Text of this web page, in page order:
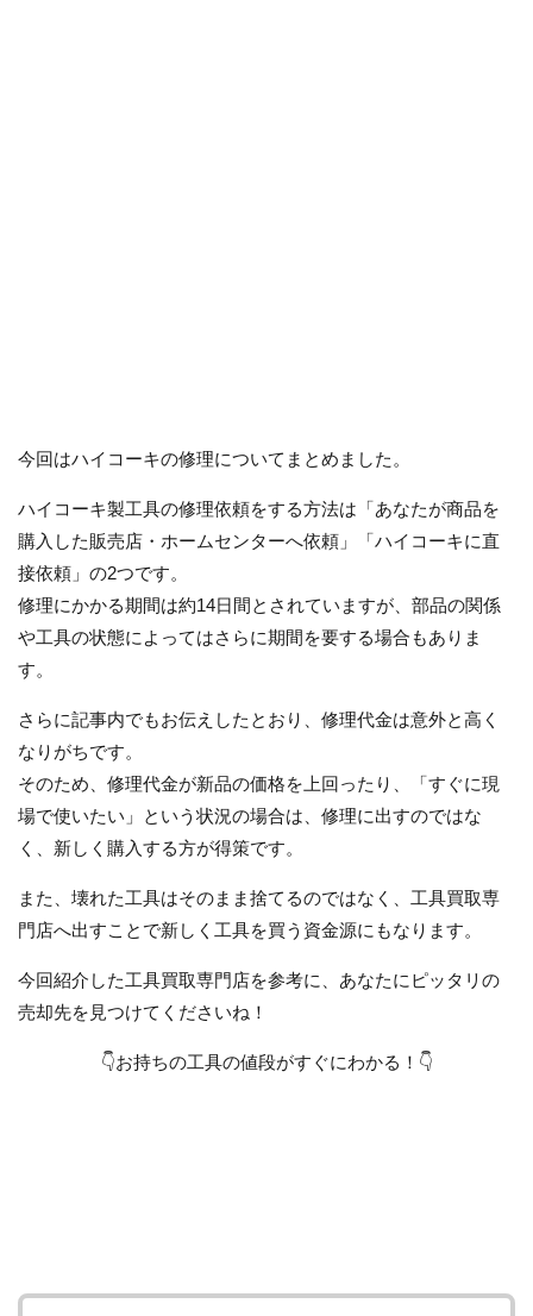
今回はハイコーキの修理についてまとめました。
ハイコーキ製工具の修理依頼をする方法は「あなたが商品を
購入した販売店・ホームセンターへ依頼」「ハイコーキに直
接依頼」の2つです。
修理にかかる期間は約14日間とされていますが、部品の関係
や工具の状態によってはさらに期間を要する場合もありま
す。
さらに記事内でもお伝えしたとおり、修理代金は意外と高く
なりがちです。
そのため、修理代金が新品の価格を上回ったり、「すぐに現
場で使いたい」という状況の場合は、修理に出すのではな
く、新しく購入する方が得策です。
また、壊れた工具はそのまま捨てるのではなく、工具買取専
門店へ出すことで新しく工具を買う資金源にもなります。
今回紹介した工具買取専門店を参考に、あなたにピッタリの
売却先を見つけてくださいね！
👇お持ちの工具の値段がすぐにわかる！👇